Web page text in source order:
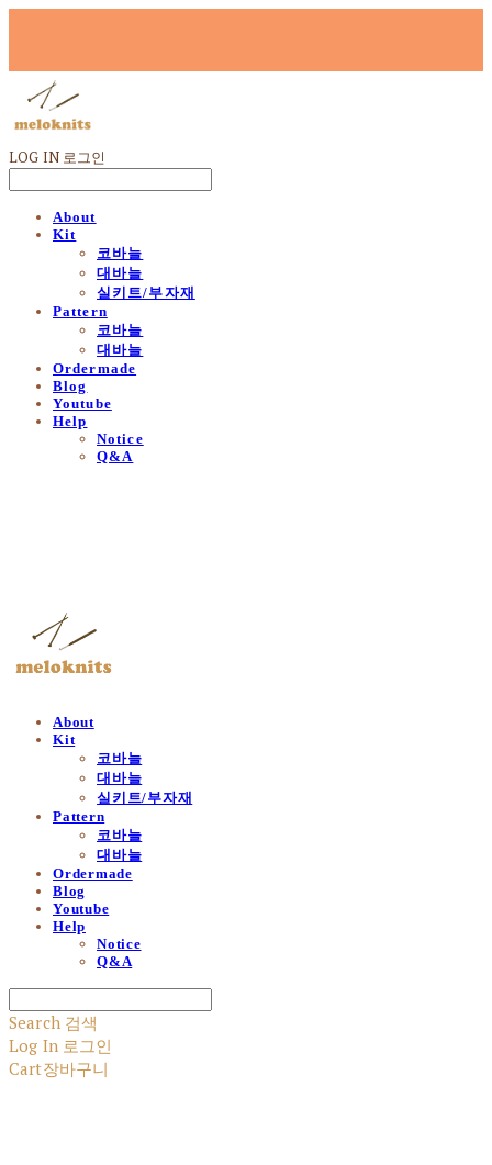
LOG IN 로그인
About
Kit
코바늘
대바늘
실키트/부자재
Pattern
코바늘
대바늘
Ordermade
Blog
Youtube
Help
Notice
Q&A
About
Kit
코바늘
대바늘
실키트/부자재
Pattern
코바늘
대바늘
Ordermade
Blog
Youtube
Help
Notice
Q&A
Search 검색
Log In 로그인
Cart장바구니